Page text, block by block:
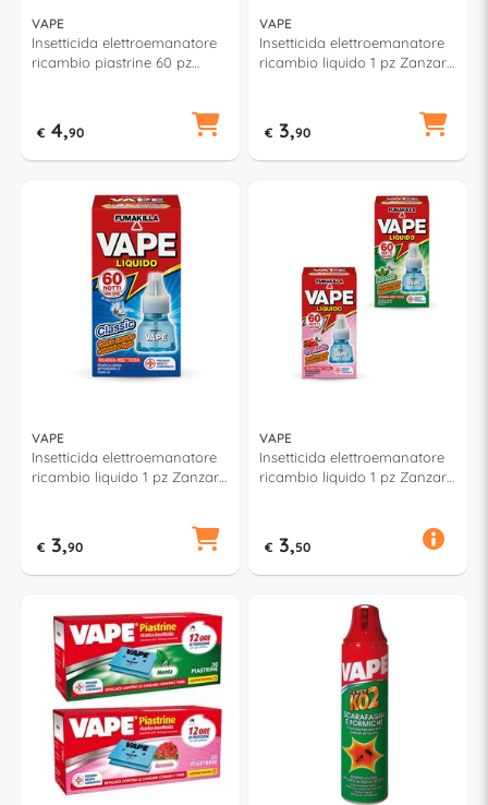
VAPE
Insetticida elettroemanatore
ricambio piastrine 60 pz
€ 4,90
VAPE
Insetticida elettroemanatore
ricambio liquido 1 pz Zanzare
€ 3,90
VAPE
Insetticida elettroemanatore
ricambio liquido 1 pz Zanzare
€ 3,90
VAPE
Insetticida elettroemanatore
ricambio liquido 1 pz Zanzare
€ 3,50